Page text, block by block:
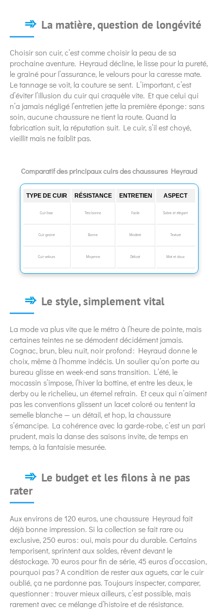
La matière, question de longévité
Choisir son cuir, c’est comme choisir la peau de sa
prochaine aventure. Heyraud décline, le lisse pour la pureté,
le grainé pour l’assurance, le velours pour la caresse mate.
Le tannage se voit, la couture se sent. L’important, c’est
d’éviter l’illusion du cuir qui craquèle vite. Et que celui qui
n’a jamais négligé l’entretien jette la première éponge : sans
soin, aucune chaussure ne tient la route. Quand la
fabrication suit, la réputation suit. Le cuir, s’il est choyé,
vieillit mais ne faiblit pas.
Comparatif des principaux cuirs des chaussures Heyraud
TYPE DE CUIR RÉSISTANCE ENTRETIEN ASPECT
Cuir lisse Très bonne Facile Sobre et élégant
Cuir grainé Bonne Modéré Texturé
Cuir velours Moyenne Délicat Mat et doux
Le style, simplement vital
La mode va plus vite que le métro à l’heure de pointe, mais
certaines teintes ne se démodent décidément jamais.
Cognac, brun, bleu nuit, noir profond : Heyraud donne le
choix, même à l’homme indécis. Un soulier qu’on porte au
bureau glisse en week-end sans transition. L’été, le
mocassin s’impose, l’hiver la bottine, et entre les deux, le
derby ou le richelieu, un éternel refrain. Et ceux qui n’aiment
pas les conventions glissent un lacet coloré ou tentent la
semelle blanche — un détail, et hop, la chaussure
s’émancipe. La cohérence avec la garde-robe, c’est un pari
prudent, mais la danse des saisons invite, de temps en
temps, à la fantaisie mesurée.
Le budget et les filons à ne pas
rater
Aux environs de 120 euros, une chaussure Heyraud fait
déjà bonne impression. Si la collection se fait rare ou
exclusive, 250 euros : oui, mais pour du durable. Certains
temporisent, sprintent aux soldes, rêvent devant le
déstockage. 70 euros pour fin de série, 45 euros d’occasion,
pourquoi pas ? A condition de rester aux aguets, car le cuir
oublié, ça ne pardonne pas. Toujours inspecter, comparer,
questionner : trouver mieux ailleurs, c’est possible, mais
rarement avec ce mélange d’histoire et de résistance.